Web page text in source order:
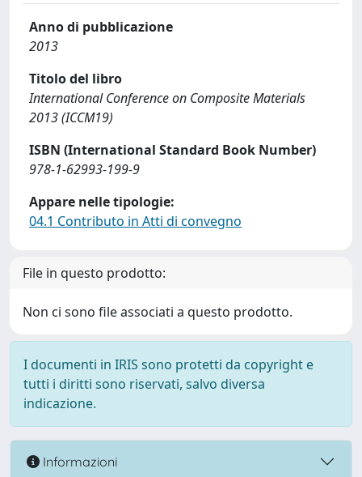
Anno di pubblicazione
2013
Titolo del libro
International Conference on Composite Materials
2013 (ICCM19)
ISBN (International Standard Book Number)
978-1-62993-199-9
Appare nelle tipologie:
04.1 Contributo in Atti di convegno
File in questo prodotto:
Non ci sono file associati a questo prodotto.
I documenti in IRIS sono protetti da copyright e
tutti i diritti sono riservati, salvo diversa
indicazione.
Informazioni